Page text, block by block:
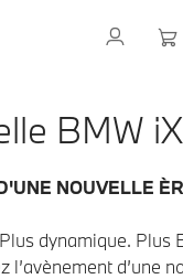
BMW
NOUVELLE
dynamique. Plus
l’avènement d’une